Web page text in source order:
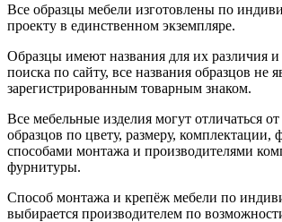
Все образцы мебели изготовлены по
проекту в единственном экземпляре.
Образцы имеют названия для их различия и
поиска по сайту, все названия образцов не
зарегистрированным товарным знаком.
Все мебельные изделия могут отличаться
образцов по цвету, размеру, комплектации,
способами монтажа и производителями
фурнитуры.
Способ монтажа и крепёж мебели по
выбирается производителем по